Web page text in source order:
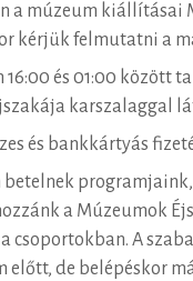
a múzeum kiállításai
kérjük felmutatni a
16:00 és 01:00
karszalaggal
és bankkártyás
a Múzeumok
csoportokban. A
de belépéskor